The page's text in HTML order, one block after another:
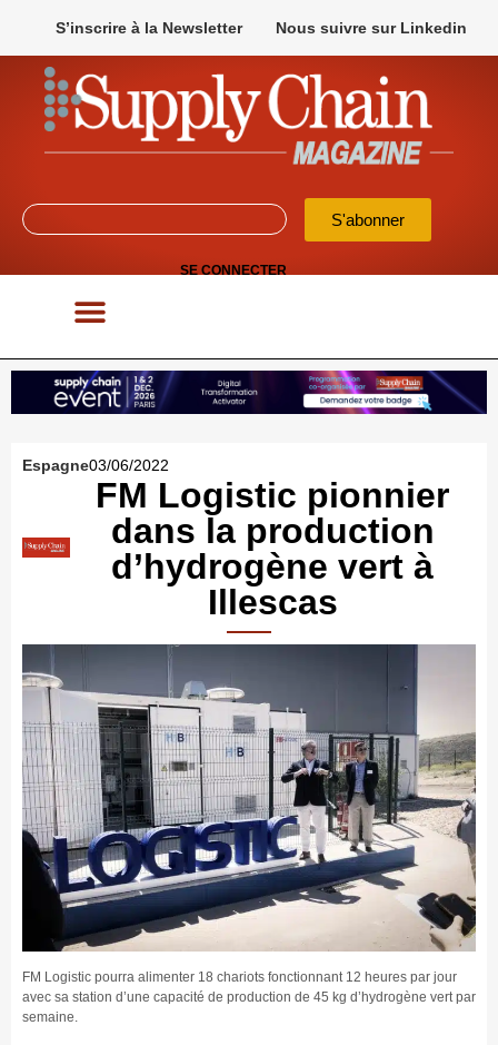
S’inscrire à la Newsletter Nous suivre sur Linkedin
S'abonner
SE CONNECTER
FM Logistic pionnier
dans la production
d’hydrogène vert à
Illescas
FM Logistic pourra alimenter 18 chariots fonctionnant 12 heures par jour
avec sa station d’une capacité de production de 45 kg d’hydrogène vert par
semaine.
Espagne03/06/2022